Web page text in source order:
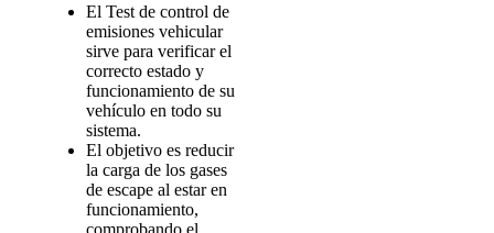
El Test de control de
emisiones vehicular
sirve para verificar el
correcto estado y
funcionamiento de su
vehículo en todo su
sistema.
El objetivo es reducir
la carga de los gases
de escape al estar en
funcionamiento,
comprobando el